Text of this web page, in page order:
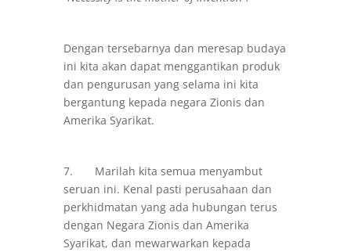
Dengan tersebarnya dan meresap budaya
ini kita akan dapat menggantikan produk
dan pengurusan yang selama ini kita
bergantung kepada negara Zionis dan
Amerika Syarikat.
7. Marilah kita semua menyambut
seruan ini. Kenal pasti perusahaan dan
perkhidmatan yang ada hubungan terus
dengan Negara Zionis dan Amerika
Syarikat, dan mewarwarkan kepada